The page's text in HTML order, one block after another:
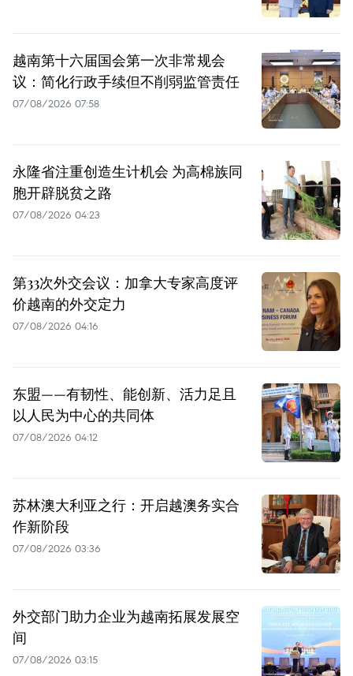
越南第十六届国会第一次非常规会
议：简化行政手续但不削弱监管责任
07/08/2026 07:58
永隆省注重创造生计机会 为高棉族同
胞开辟脱贫之路
07/08/2026 04:23
第33次外交会议：加拿大专家高度评
价越南的外交定力
07/08/2026 04:16
东盟——有韧性、能创新、活力足且
以人民为中心的共同体
07/08/2026 04:12
苏林澳大利亚之行：开启越澳务实合
作新阶段
07/08/2026 03:36
外交部门助力企业为越南拓展发展空
间
07/08/2026 03:15